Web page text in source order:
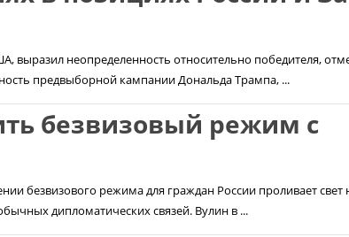
неопределенность относительно победителя,
предвыборной кампании Дональда Трампа, ...
безвизовый режим с
безвизового режима для граждан России проливает
дипломатических связей. Вулин в ...